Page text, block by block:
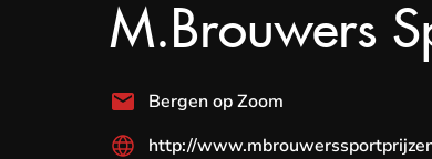
M.Brouwers
Bergen op Zoom
http://